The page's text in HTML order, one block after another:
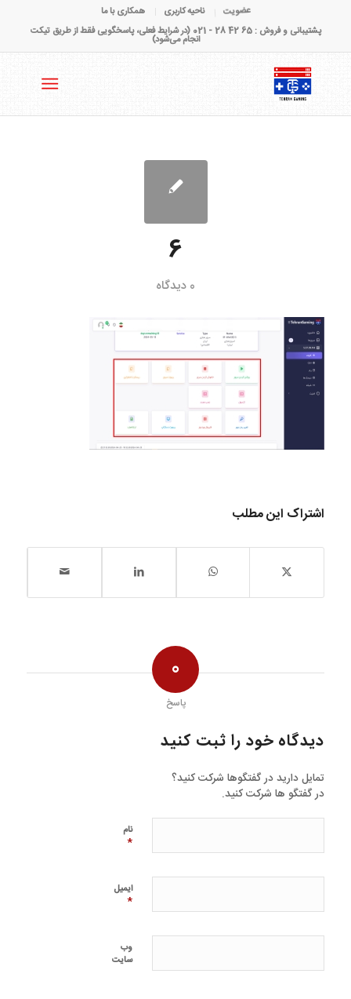
عضویت ناحیه کاربری
همکاری با ما
پشتیبانی و فروش : 65 42 28 - 021 (در شرایط فعلی، پاسخگویی فقط از طریق تیکت
انجام می‌شود)
6
0 دیدگاه
اشتراک این مطلب
0
پاسخ
دیدگاه خود را ثبت کنید
تمایل دارید در گفتگوها شرکت کنید؟
در گفتگو ها شرکت کنید.
نام
*
ایمیل
*
وب‌
سایت